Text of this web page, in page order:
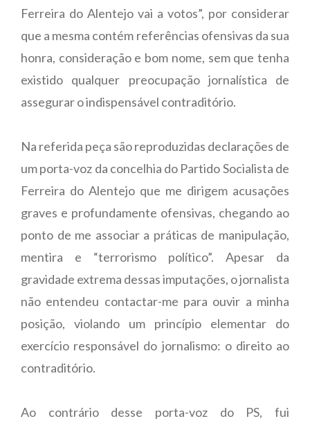
Ferreira do Alentejo vai a votos”, por considerar
que a mesma contém referências ofensivas da sua
honra, consideração e bom nome, sem que tenha
existido qualquer preocupação jornalística de
assegurar o indispensável contraditório.
Na referida peça são reproduzidas declarações de
um porta-voz da concelhia do Partido Socialista de
Ferreira do Alentejo que me dirigem acusações
graves e profundamente ofensivas, chegando ao
ponto de me associar a práticas de manipulação,
mentira e “terrorismo político”. Apesar da
gravidade extrema dessas imputações, o jornalista
não entendeu contactar-me para ouvir a minha
posição, violando um princípio elementar do
exercício responsável do jornalismo: o direito ao
contraditório.
Ao contrário desse porta-voz do PS, fui